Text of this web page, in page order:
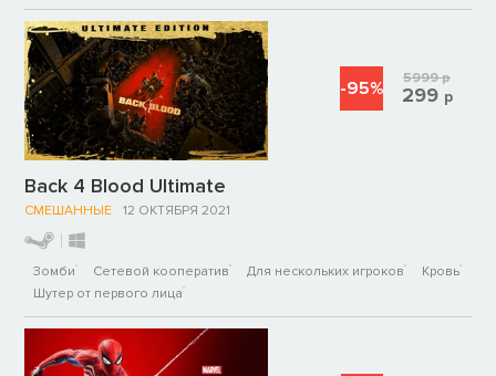
Back 4 Blood Ultimate
СМЕШАННЫЕ 12 ОКТЯБРЯ 2021
Зомби Сетевой кооператив Для нескольких игроков
Кровь
Шутер от первого лица
-95% 5999р
299 р